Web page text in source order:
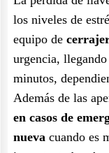
los niveles de
equipo de
urgencia,
minutos,
Además de las
en casos de
nueva cuando es